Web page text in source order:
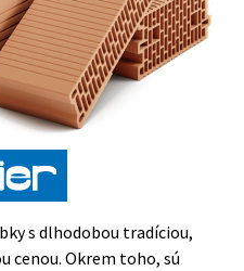
s dlhodobou tradíciou,
cenou. Okrem toho, sú